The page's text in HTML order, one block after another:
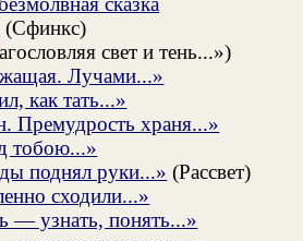
(Сфинкс)
свет и тень...»)
Лучами...»
как тать...»
Премудрость храня...»
тобою...»
поднял руки...» (Рассвет)
сходили...»
— узнать, понять...»